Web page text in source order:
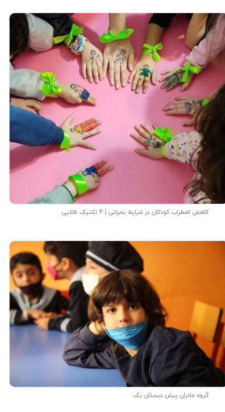
کاهش اضطراب کودکان در شرایط بحرانی | 4 تکنیک طلایی
گروه مادران پیش دبستان یک